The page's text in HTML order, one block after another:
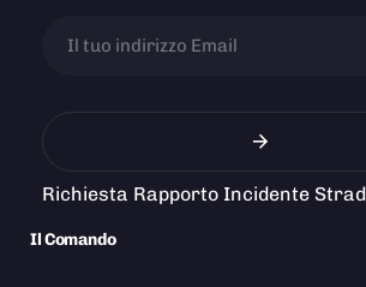
Richiesta Rapporto Incidente
Il Comando